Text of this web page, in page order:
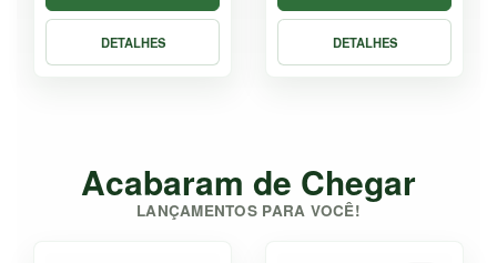
DETALHES DETALHES
Acabaram de Chegar
LANÇAMENTOS PARA VOCÊ!